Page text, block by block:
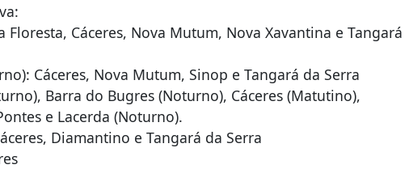
Cáceres, Nova Mutum, Nova Xavantina e Tangará
Cáceres, Nova Mutum, Sinop e Tangará da Serra
Barra do Bugres (Noturno), Cáceres (Matutino),
e Lacerda (Noturno).
Diamantino e Tangará da Serra